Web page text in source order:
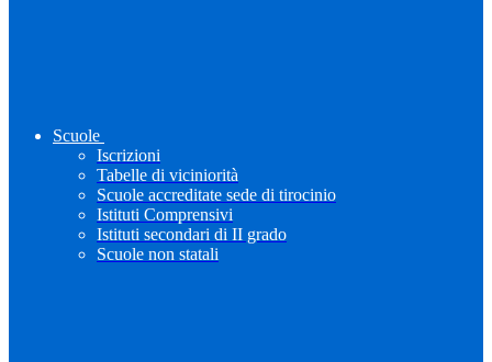
Scuole
Iscrizioni
Tabelle di viciniorità
Scuole accreditate sede di tirocinio
Istituti Comprensivi
Istituti secondari di II grado
Scuole non statali